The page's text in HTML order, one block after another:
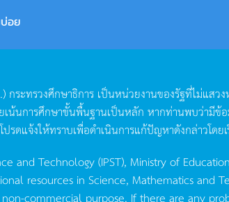
อย
.) กระทรวงศึกษาธิการ เป็นหน่วยงานของรัฐที่ไม่แสวง
เน้นการศึกษาขั้นพื้นฐานเป็นหลัก หากท่านพบว่ามีข้
โปรดแจ้งให้ทราบเพื่อดำเนินการแก้ปัญหาดังกล่าวโดย
and Technology (IPST), Ministry of
resources in Science, Mathematics and
commercial purpose. If there are any